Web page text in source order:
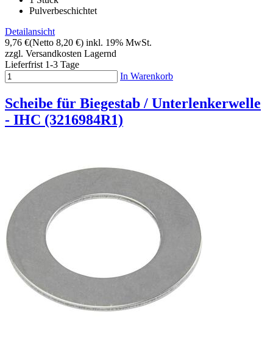
Pulverbeschichtet
Detailansicht
9,76 €(Netto 8,20 €) inkl. 19% MwSt.
zzgl. Versandkosten Lagernd
Lieferfrist 1-3 Tage
In Warenkorb
Scheibe für Biegestab / Unterlenkerwelle
- IHC (3216984R1)